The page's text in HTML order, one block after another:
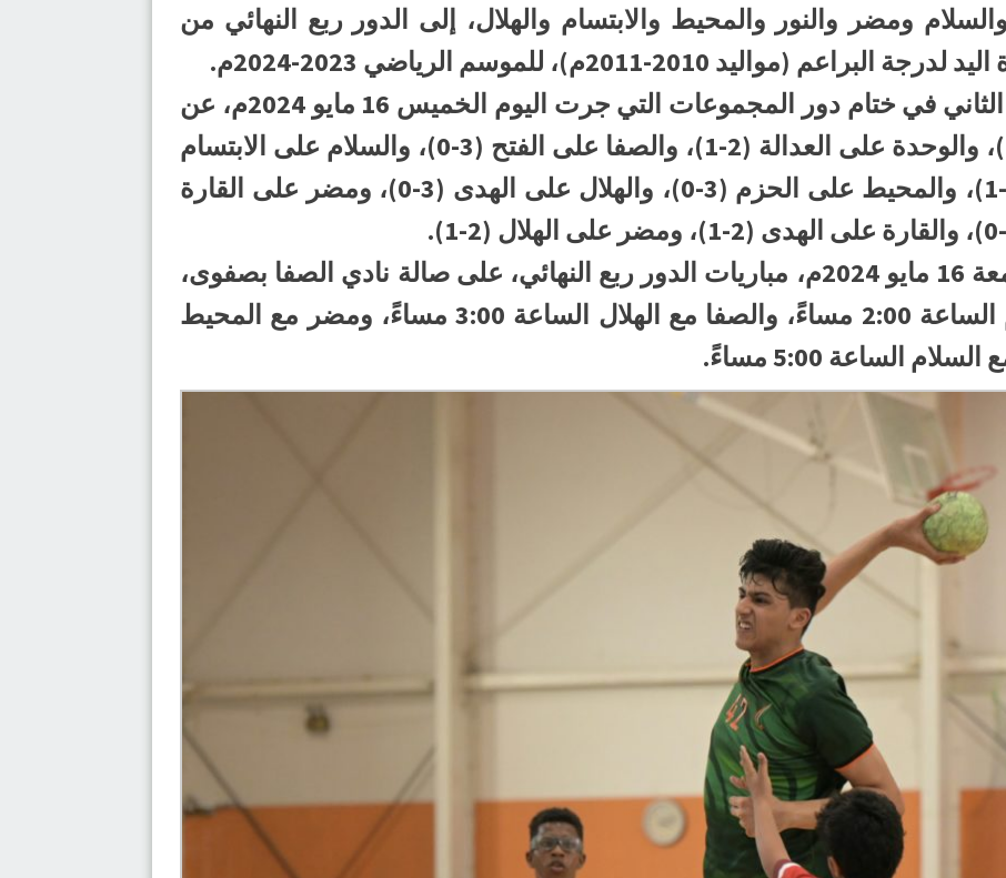
ومضر والنور والمحيط والابتسام والهلال، إلى الدور ربع النهائي من
2010-2011م)، للموسم الرياضي 2023-2024م.
وأسفرت نتائج مباريات اليوم الثاني في ختام دور المجموعات التي جرت اليوم الخميس 16 مايو 2024م، عن
فوز الترجي على السلام (2-1)، والوحدة على العدالة (2-1)، والصفا على الفتح (3-0)، والسلام على الابتسام
(2-1)، والنور على الوحدة (2-1)، والمحيط على الحزم (3-0)، والهلال على الهدى (3-0)، ومضر على القارة
ومن المقرر أن تقام غدًا الجمعة 16 مايو 2024م، مباريات الدور ربع النهائي، على صالة نادي الصفا بصفوى،
حيث يلتقي النور مع الابتسام الساعة 2:00 مساءً، والصفا مع الهلال الساعة 3:00 مساءً، ومضر مع المحيط